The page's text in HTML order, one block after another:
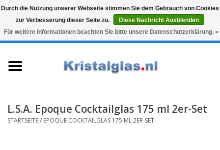
Snelle levering
Graveren
0 Artikel - €0,00
Karaffen
L.S.A. Epoque Cocktailglas 175 ml 2er-Set
STARTSEITE/ EPOQUE COCKTAILGLAS 175 ML 2ER-SET
Durch die Nutzung unserer Webseite stimmen Sie dem Gebrauch von Cookies
zur Verbesserung dieser Seite zu.
Diese Nachricht Ausblenden
Für weitere Informationen beachten Sie bitte unsere Datenschutzerklärung. »